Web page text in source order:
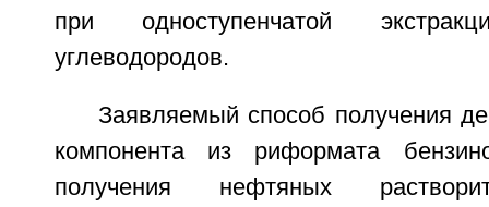
при одноступенчатой
углеводородов.
Заявляемый способ получения
компонента из риформата
получения нефтяных